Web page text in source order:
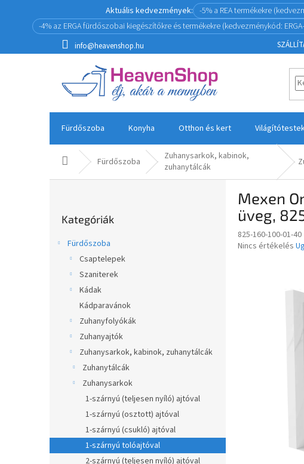
Aktuális kedvezmények: -5% a REA termékekre
-4% az ERGA fürdőszobai kiegészítőkre és termékekre (kedvezménykód:
info@heavenshop.hu
Fürdőszoba Konyha Otthon és kert
KezdőlapFürdőszoba
Zuhanysarkok, kabinok,
zuhanytálcák
átugrása
Kategóriák
Fürdőszoba
Csaptelepek
Szaniterek
Kádak
Kádparavánok
Zuhanyfolyókák
Zuhanyajtók
Zuhanysarkok, kabinok, zuhanytálcák
Zuhanytálcák
Zuhanysarkok
1-szárnyú (teljesen nyíló) ajtóval
1-szárnyú (osztott) ajtóval
1-szárnyú (csukló) ajtóval
1-szárnyú tolóajtóval
2-szárnyú (teljesen nyíló) ajtóval
Mexen
üveg,
825-160-100-01-40
A
Nincs értékelés